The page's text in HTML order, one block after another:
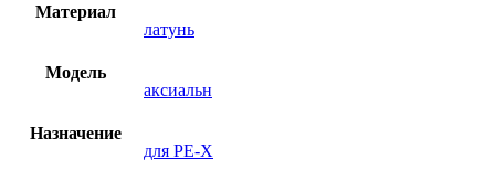
Материал
латунь
Модель
аксиальн
Назначение
для PE-Х